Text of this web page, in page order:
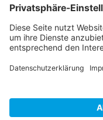
info(at)e-pixler.com